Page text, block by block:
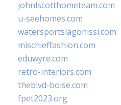
johnlscotthometeam.com
u-seehomes.com
watersportslagonissi.com
mischieffashion.com
eduwyre.com
retro-interiors.com
theblvd-boise.com
fpet2023.org